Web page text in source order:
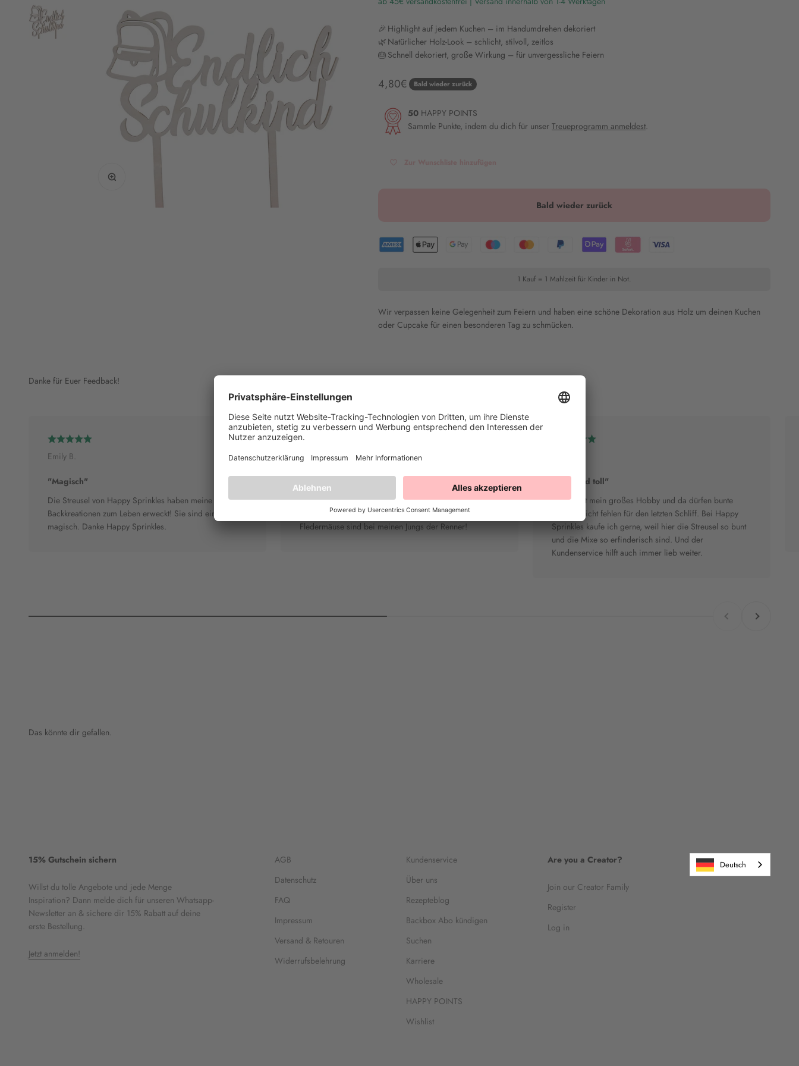
🎉 Highlight auf jedem Kuchen – im Handumdrehen dekoriert
🌿 Natürlicher Holz-Look – schlicht, stilvoll, zeitlos
🎂 Schnell dekoriert, große Wirkung – für unvergessliche Feiern
Angebot
4,80€ Bald wieder zurück
50 HAPPY POINTS
Sammle Punkte, indem du dich für unser Treueprogramm anmeldest.
Bald wieder zurück
1 Kauf = 1 Mahlzeit für Kinder in Not.
Wir verpassen keine Gelegenheit zum Feiern und haben eine schöne Dekoration aus Holz um deinen Kuchen
oder Cupcake für einen besonderen Tag zu schmücken.
Danke für Euer Feedback!
Emily B.
"Magisch"
Die Streusel von Happy Sprinkles haben meine
Backkreationen zum Leben erweckt! Sie sind einfach
magisch. Danke Happy Sprinkles.
Heike T.
Meine Kiddies wollen nicht mehr ohne die bunten
Streusel backen! Gerade die Fußbälle und die
Fledermäuse sind bei meinen Jungs der Renner!
"Bunt und toll"
Backen ist mein großes Hobby und da dürfen bunte
Streusel nicht fehlen für den letzten Schliff. Bei Happy
Sprinkles kaufe ich gerne, weil hier die Streusel so bunt
und die Mixe so erfinderisch sind. Und der
Kundenservice hilft auch immer lieb weiter.
Das könnte dir gefallen.
15% Gutschein sichern
Willst du tolle Angebote und jede Menge
Inspiration? Dann melde dich für unseren Whatsapp-
Newsletter an & sichere dir 15% Rabatt auf deine
erste Bestellung.
Jetzt anmelden!
AGB
Datenschutz
FAQ
Impressum
Versand & Retouren
Widerrufsbelehrung
Kundenservice
Über uns
Rezepteblog
Backbox Abo kündigen
Suchen
Karriere
Wholesale
HAPPY POINTS
Wishlist
Are you a Creator?
Join our Creator Family
Register
Log in
Deutsch